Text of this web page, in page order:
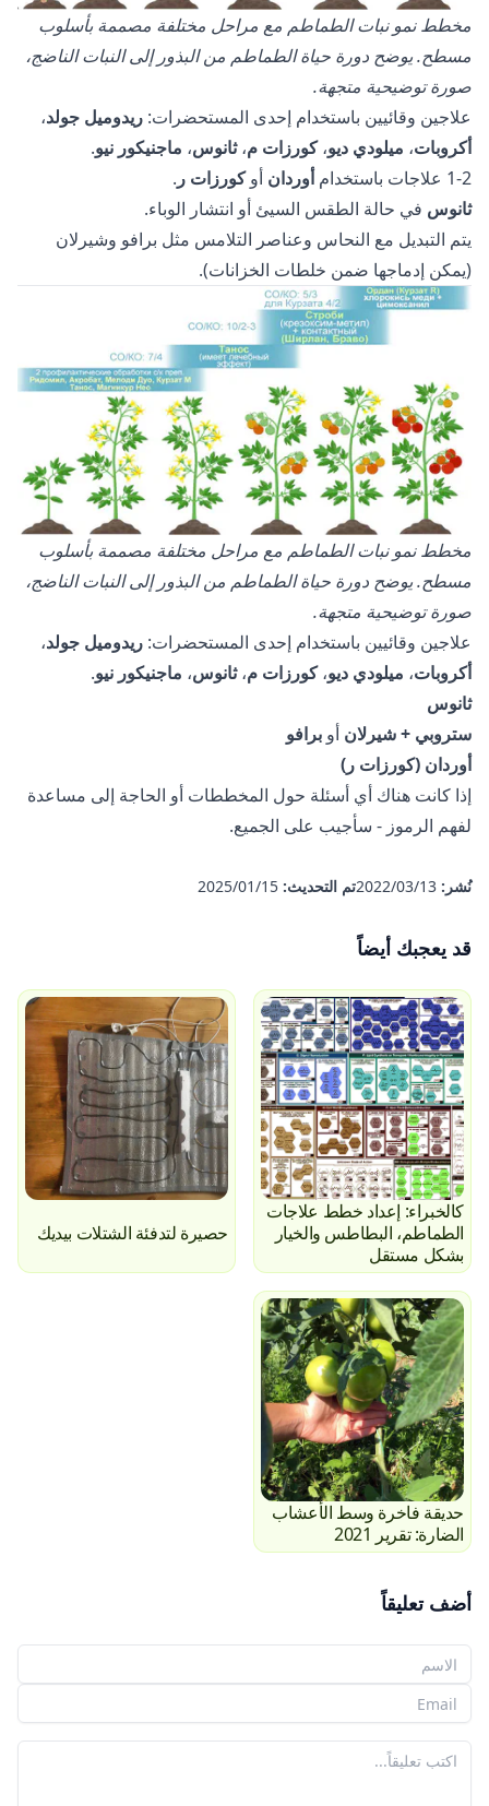
مخطط نمو نبات الطماطم مع مراحل مختلفة مصممة بأسلوب
مسطح. يوضح دورة حياة الطماطم من البذور إلى النبات الناضج،
صورة توضيحية متجهة.
علاجين وقائيين باستخدام إحدى المستحضرات: ريدوميل جولد،
أكروبات، ميلودي ديو،كورزات م،ثانوس، ماجنيكور نيو.
1-2 علاجات باستخدام
أوردان أوكورزات ر .
ثانوس في حالة الطقس السيئ أو انتشار الوباء.
يتم التبديل مع النحاس وعناصر التلامس مثل برافو وشيرلان
(يمكن إدماجها ضمن خلطات الخزانات).
مخطط نمو نبات الطماطم مع مراحل مختلفة مصممة بأسلوب
مسطح. يوضح دورة حياة الطماطم من البذور إلى النبات الناضج،
صورة توضيحية متجهة.
علاجين وقائيين باستخدام إحدى المستحضرات: ريدوميل جولد،
أكروبات، ميلودي ديو،كورزات م،ثانوس، ماجنيكور نيو.
ثانوس
ستروبي + شيرلان أو برافو
أوردان (كورزات ر)
إذا كانت هناك أي أسئلة حول المخططات أو الحاجة إلى مساعدة
لفهم الرموز - سأجيب على الجميع.
نُشر: 13‏/03‏/2022 تم التحديث: 15‏/01‏/2025
قد يعجبك أيضاً
كالخبراء: إعداد خطط علاجات
الطماطم، البطاطس والخيار
بشكل مستقل
حصيرة لتدفئة الشتلات بيديك
حديقة فاخرة وسط الأعشاب
الضارة: تقرير 2021
أضف تعليقاً
اسمك
بريدك الإلكتروني
تعليقك